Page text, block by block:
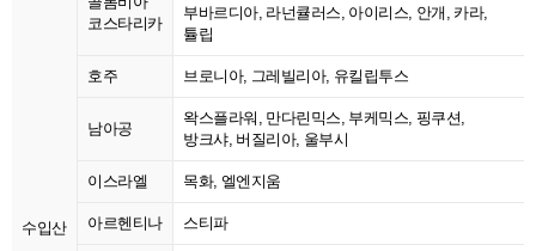
수입산
코스타리카
부바르디아, 라넌큘러스, 아이리스, 안개, 카라,
튤립
호주 브로니아, 그레빌리아, 유킬립투스
남아공
왁스플라워, 만다린믹스, 부케믹스, 핑쿠션,
방크샤, 버질리아, 울부시
이스라엘 목화, 엘엔지움
아르헨티나 스티파